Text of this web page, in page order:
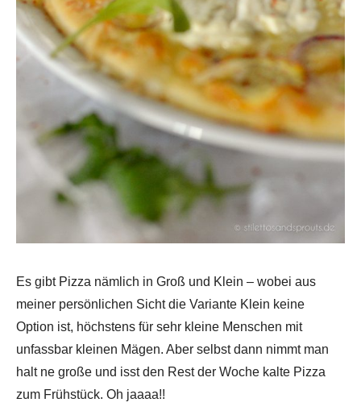
Es gibt Pizza nämlich in Groß und Klein – wobei aus
meiner persönlichen Sicht die Variante Klein keine
Option ist, höchstens für sehr kleine Menschen mit
unfassbar kleinen Mägen. Aber selbst dann nimmt man
halt ne große und isst den Rest der Woche kalte Pizza
zum Frühstück. Oh jaaaa!!